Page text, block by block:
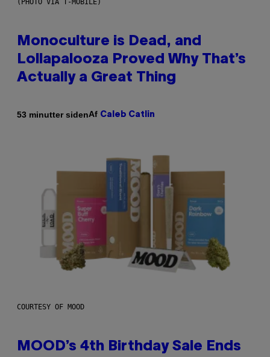
(PHOTO VIA T-MOBILE)
Monoculture is Dead, and
Lollapalooza Proved Why That’s
Actually a Great Thing
53 minutter sidenAf Caleb Catlin
COURTESY OF MOOD
MOOD’s 4th Birthday Sale Ends